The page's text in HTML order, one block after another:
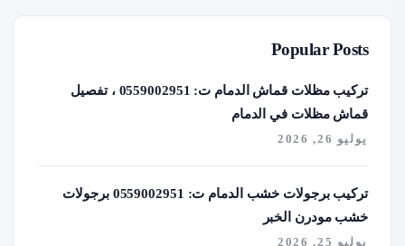
Popular Posts
تركيب مظلات قماش الدمام ت: 0559002951 ، تفصيل
قماش مظلات في الدمام
يوليو 26, 2026
تركيب برجولات خشب الدمام ت: 0559002951 برجولات
خشب مودرن الخبر
يوليو 25, 2026